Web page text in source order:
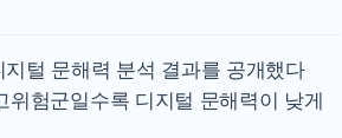
동해시,
강원 중·남
청양 밭에
털 문해력 분석 결과를 공개했다
위험군일수록 디지털 문해력이 낮게